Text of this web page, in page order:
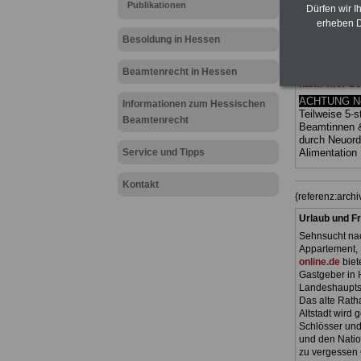
Publikationen
Besoldung in Hessen
Beamtenrecht in Hessen
Informationen zum Hessischen
Beamtenrecht
Service und Tipps
Kontakt
(Bund/
Ländern.
kann hier
ACHTUNG
Teilweise 5-
Beamtinnen
durch
Alimentation
Urlaub und
Sehnsucht
Appartement,
online.de
Gastgeber in
Das alte
Altstadt wird
Schlösser
und den
zu vergessen
Dürfen wir
erheben